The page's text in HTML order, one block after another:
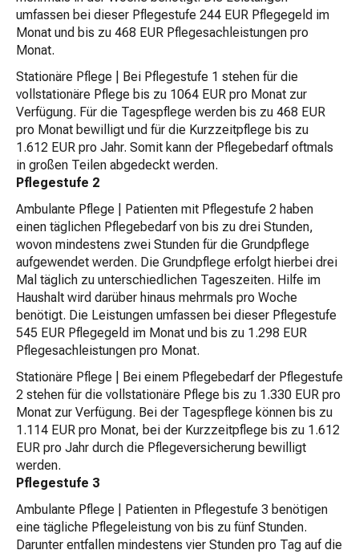
umfassen bei dieser Pflegestufe 244 EUR Pflegegeld im
Monat und bis zu 468 EUR Pflegesachleistungen pro
Monat.
Stationäre Pflege | Bei Pflegestufe 1 stehen für die
vollstationäre Pflege bis zu 1064 EUR pro Monat zur
Verfügung. Für die Tagespflege werden bis zu 468 EUR
pro Monat bewilligt und für die Kurzzeitpflege bis zu
1.612 EUR pro Jahr. Somit kann der Pflegebedarf oftmals
in großen Teilen abgedeckt werden.
Pflegestufe 2
Ambulante Pflege | Patienten mit Pflegestufe 2 haben
einen täglichen Pflegebedarf von bis zu drei Stunden,
wovon mindestens zwei Stunden für die Grundpflege
aufgewendet werden. Die Grundpflege erfolgt hierbei drei
Mal täglich zu unterschiedlichen Tageszeiten. Hilfe im
Haushalt wird darüber hinaus mehrmals pro Woche
benötigt. Die Leistungen umfassen bei dieser Pflegestufe
545 EUR Pflegegeld im Monat und bis zu 1.298 EUR
Pflegesachleistungen pro Monat.
Stationäre Pflege | Bei einem Pflegebedarf der Pflegestufe
2 stehen für die vollstationäre Pflege bis zu 1.330 EUR pro
Monat zur Verfügung. Bei der Tagespflege können bis zu
1.114 EUR pro Monat, bei der Kurzzeitpflege bis zu 1.612
EUR pro Jahr durch die Pflegeversicherung bewilligt
werden.
Pflegestufe 3
Ambulante Pflege | Patienten in Pflegestufe 3 benötigen
eine tägliche Pflegeleistung von bis zu fünf Stunden.
Darunter entfallen mindestens vier Stunden pro Tag auf die